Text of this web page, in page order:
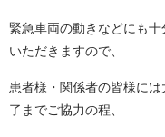
緊急車両の動きなどにも
いただきますので、
患者様・関係者の皆様に
了までご協力の程、